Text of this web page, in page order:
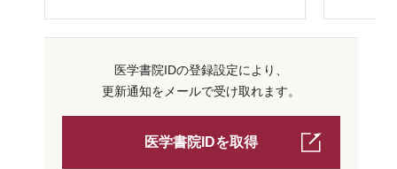
医学書院IDの登録設定により、
更新通知をメールで受け取れます。
医学書院IDを取得